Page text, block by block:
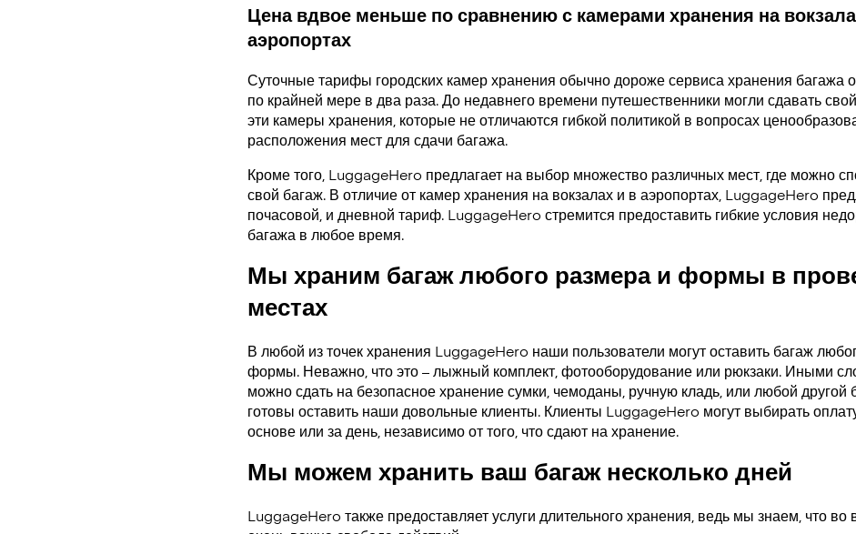
Цена вдвое меньше по сравнению с камерами хранения на
аэропортах
Суточные тарифы городских камер хранения обычно дороже сервиса хранения багажа
по крайней мере в два раза. До недавнего времени путешественники могли сдавать
эти камеры хранения, которые не отличаются гибкой политикой в вопросах
расположения мест для сдачи багажа.
Кроме того, LuggageHero предлагает на выбор множество различных мест, где можно
свой багаж. В отличие от камер хранения на вокзалах и в аэропортах, LuggageHero
почасовой, и дневной тариф. LuggageHero стремится предоставить гибкие условия
багажа в любое время.
Мы храним багаж любого размера и формы в
местах
В любой из точек хранения LuggageHero наши пользователи могут оставить багаж
формы. Неважно, что это – лыжный комплект, фотооборудование или рюкзаки. Иными
можно сдать на безопасное хранение сумки, чемоданы, ручную кладь, или любой другой
готовы оставить наши довольные клиенты. Клиенты LuggageHero могут выбирать
основе или за день, независимо от того, что сдают на хранение.
Мы можем хранить ваш багаж несколько дней
LuggageHero также предоставляет услуги длительного хранения, ведь мы знаем, что во